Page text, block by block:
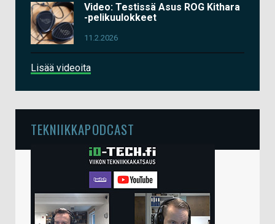
Video: Testissä Asus ROG Kithara
-pelikuulokkeet
11.2.2026
Lisää videoita
TEKNIIKKAPODCAST